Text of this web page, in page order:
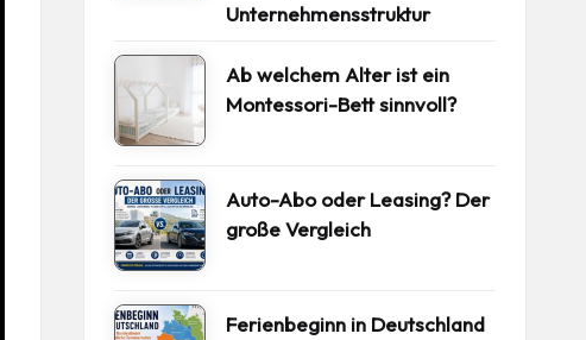
Unternehmensstruktur
Ab welchem Alter ist ein
Montessori-Bett sinnvoll?
Auto-Abo oder Leasing? Der
große Vergleich
Ferienbeginn in Deutschland